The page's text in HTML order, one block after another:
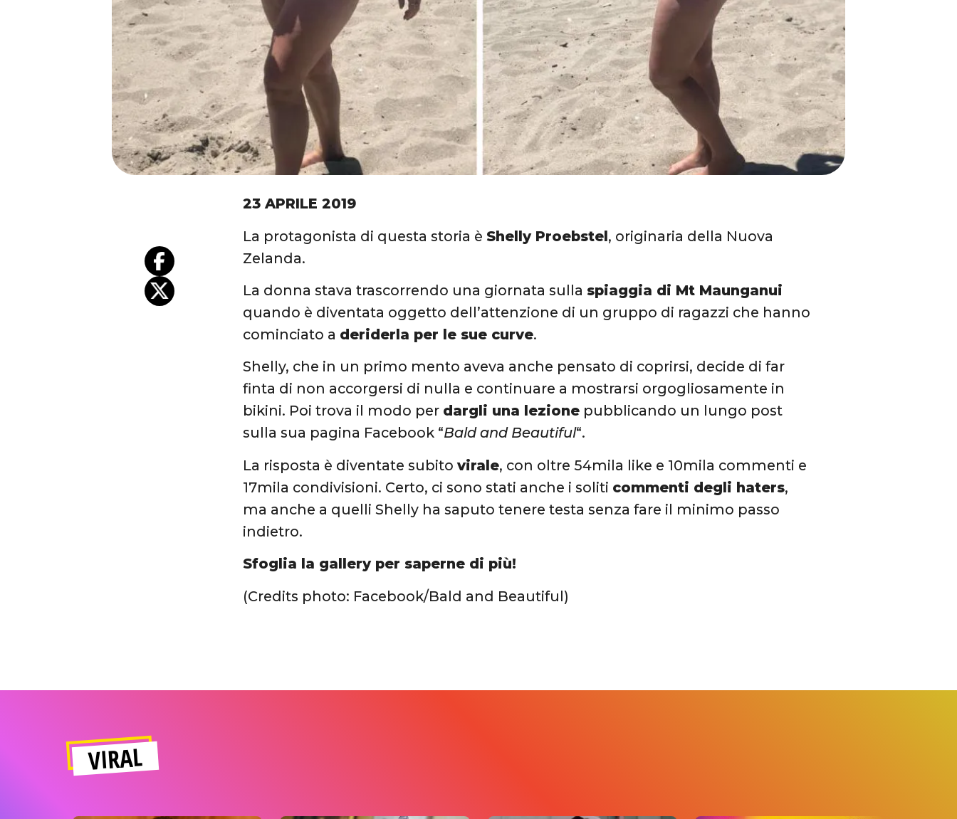
23 APRILE 2019
La protagonista di questa storia è Shelly Proebstel, originaria della Nuova
Zelanda.
La donna stava trascorrendo una giornata sulla spiaggia di Mt Maunganui
quando è diventata oggetto dell’attenzione di un gruppo di ragazzi che hanno
cominciato a deriderla per le sue curve.
Shelly, che in un primo mento aveva anche pensato di coprirsi, decide di far
finta di non accorgersi di nulla e continuare a mostrarsi orgogliosamente in
bikini. Poi trova il modo per dargli una lezione pubblicando un lungo post
sulla sua pagina Facebook “Bald and Beautiful“.
La risposta è diventate subitovirale, con oltre 54mila like e 10mila commenti e
17mila condivisioni. Certo, ci sono stati anche i soliti commenti degli haters,
ma anche a quelli Shelly ha saputo tenere testa senza fare il minimo passo
indietro.
Sfoglia la gallery per saperne di più!
(Credits photo: Facebook/Bald and Beautiful)
VIRAL